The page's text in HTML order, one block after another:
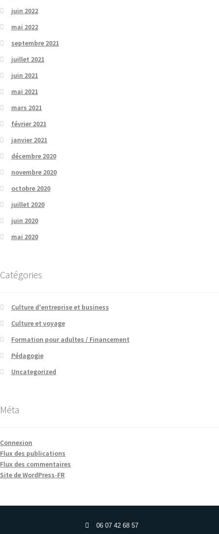
juin 2022
mai 2022
septembre 2021
juillet 2021
juin 2021
mai 2021
mars 2021
février 2021
janvier 2021
décembre 2020
novembre 2020
octobre 2020
juillet 2020
juin 2020
mai 2020
Catégories
Culture d'entreprise et business
Culture et voyage
Formation pour adultes / Financement
Pédagogie
Uncategorized
Méta
Connexion
Flux des publications
Flux des commentaires
Site de WordPress-FR
06 07 42 68 57